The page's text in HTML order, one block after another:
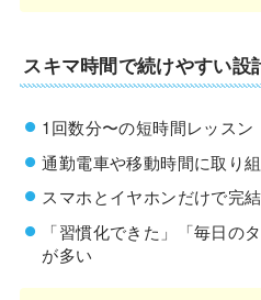
スキマ時間で続けやすい設
1回数分〜の短時間レッスン
通勤電車や移動時間に取り
スマホとイヤホンだけで完結
「習慣化できた」「毎日の
が多い